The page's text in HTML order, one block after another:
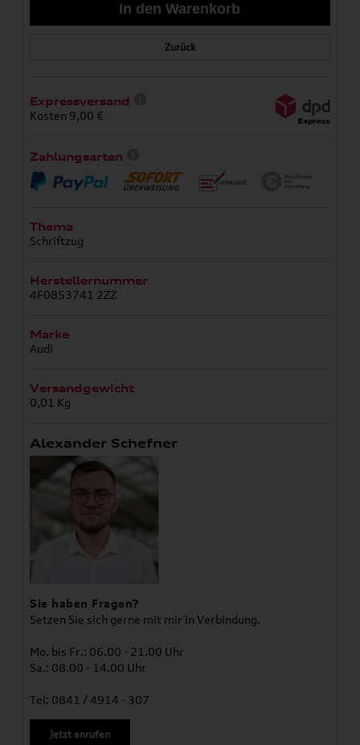
Zurück
Expressversand
Kosten 9,00 €
Zahlungsarten
Thema
Schriftzug
Herstellernummer
4F0853741 2ZZ
Marke
Audi
Versandgewicht
0,01 Kg
Alexander Schefner
Sie haben Fragen?
Setzen Sie sich gerne mit mir in Verbindung.
Mo. bis Fr.: 06.00 - 21.00 Uhr
Sa.: 08.00 - 14.00 Uhr
Tel: 0841 / 4914 - 307
Jetzt anrufen